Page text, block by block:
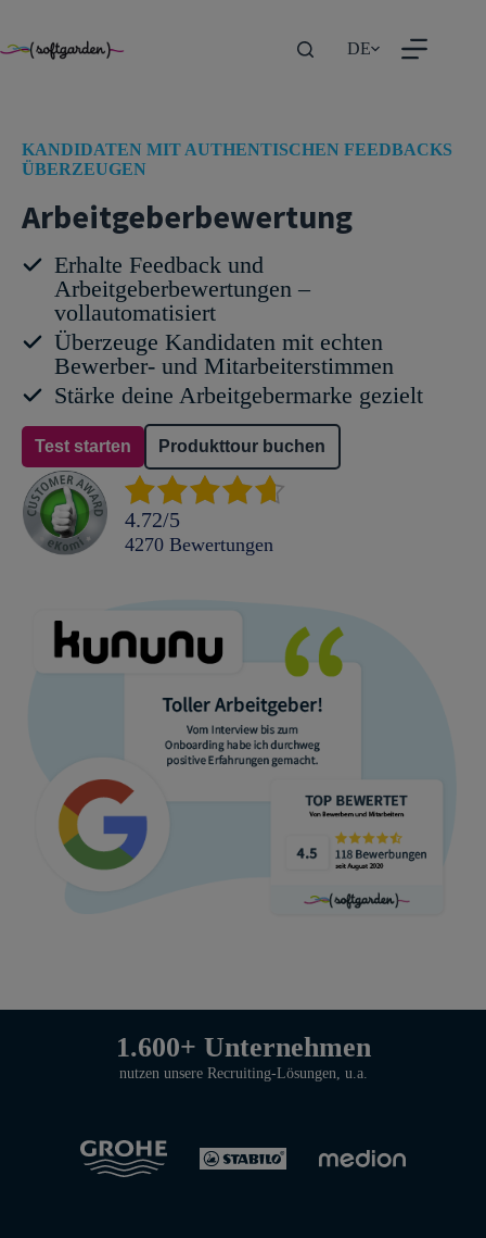
Inhalt
DE
KANDIDATEN MIT AUTHENTISCHEN FEEDBACKS
ÜBERZEUGEN
Arbeitgeberbewertung
Erhalte Feedback und
Arbeitgeberbewertungen –
vollautomatisiert
Überzeuge Kandidaten mit echten
Bewerber- und Mitarbeiterstimmen
Stärke deine Arbeitgebermarke gezielt
Test starten Produkttour buchen
4.72/5
4270 Bewertungen
1.600+ Unternehmen
nutzen unsere Recruiting-Lösungen, u.a.